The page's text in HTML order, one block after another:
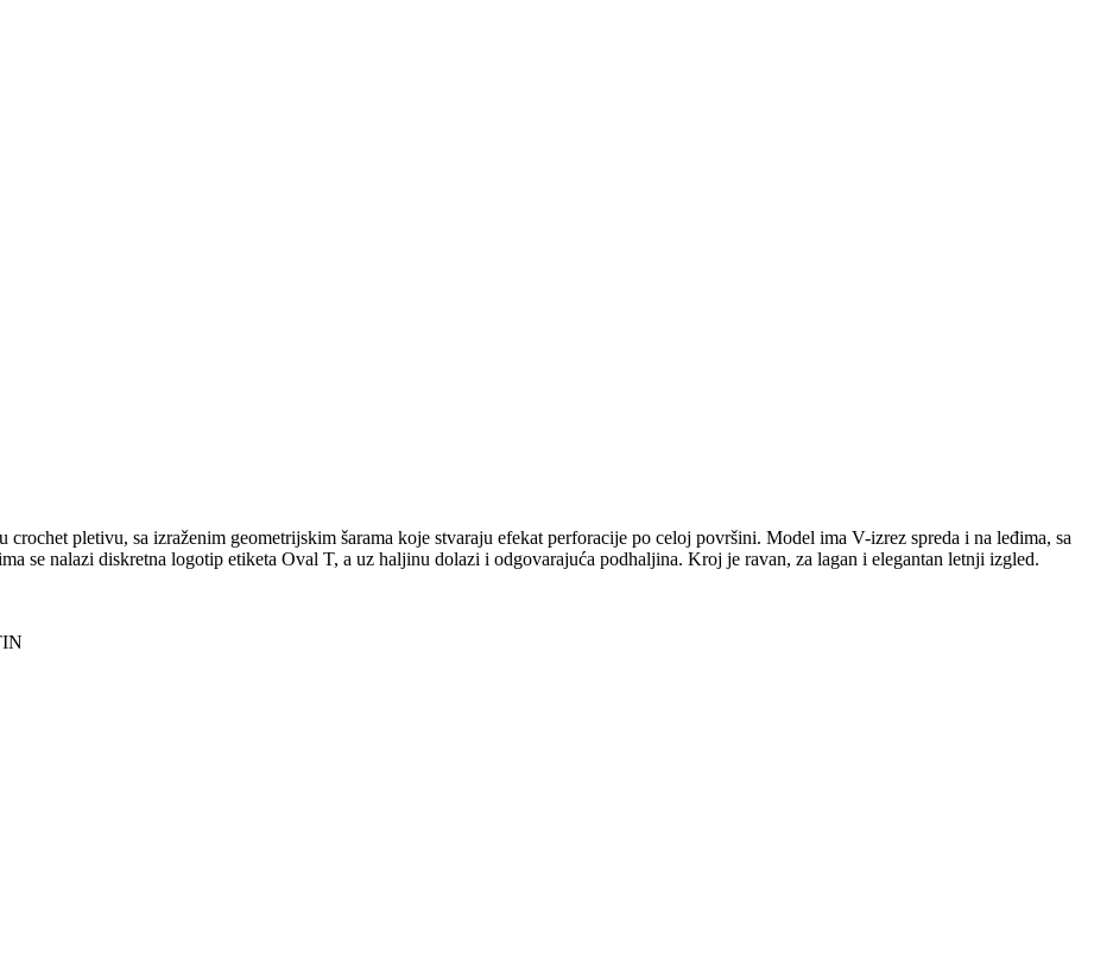
crochet pletivu, sa izraženim geometrijskim šarama koje stvaraju efekat perforacije po celoj površini. Model ima V-izrez spreda i na leđima, sa
se nalazi diskretna logotip etiketa Oval T, a uz haljinu dolazi i odgovarajuća podhaljina. Kroj je ravan, za lagan i elegantan letnji izgled.